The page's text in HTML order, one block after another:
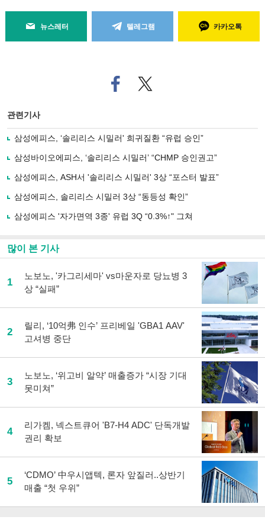
뉴스레터 텔레그램 카카오톡
페
이
로
기
사
유
기
트위
터로
관련기사
삼성에피스, ‘솔리리스 시밀러' 희귀질환 “유럽 승인”
삼성바이오에피스, ‘솔리리스 시밀러’ “CHMP 승인권고”
삼성에피스, ASH서 '솔리리스 시밀러' 3상 “포스터 발표”
삼성에피스, 솔리리스 시밀러 3상 “동등성 확인”
삼성에피스 '자가면역 3종' 유럽 3Q “0.3%↑" 그쳐
많이 본 기사
1
노보노, '카그리세마' vs마운자로 당뇨병 3
상 “실패”
2
릴리, ‘10억弗 인수’ 프리베일 'GBA1 AAV'
고셔병 중단
3
노보노, ‘위고비 알약’ 매출증가 “시장 기대
못미쳐”
4
리가켐, 넥스트큐어 'B7-H4 ADC' 단독개발
권리 확보
5
‘CDMO’ 中우시앱텍, 론자 앞질러..상반기
매출 “첫 우위”